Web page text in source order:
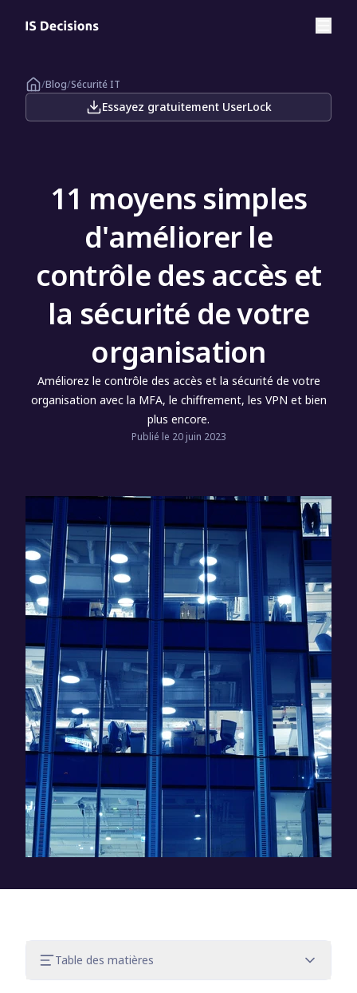
/Blog/Sécurité IT
Essayez gratuitement UserLock
11 moyens simples
d'améliorer le
contrôle des accès et
la sécurité de votre
organisation
Améliorez le contrôle des accès et la sécurité de votre
organisation avec la MFA, le chiffrement, les VPN et bien
plus encore.
Publié le 20 juin 2023
Table des matières